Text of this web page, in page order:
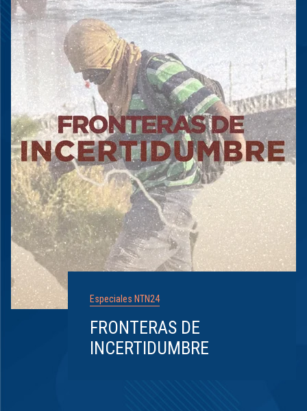
Especiales NTN24
FRONTERAS DE
INCERTIDUMBRE